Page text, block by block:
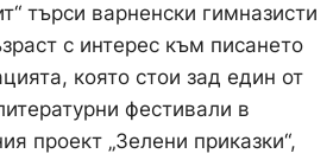
търси варненски гимназисти
с интерес към писането
която стои зад един от
фестивали в
проект „Зелени приказки“,